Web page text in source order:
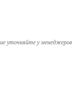
уточняйте у